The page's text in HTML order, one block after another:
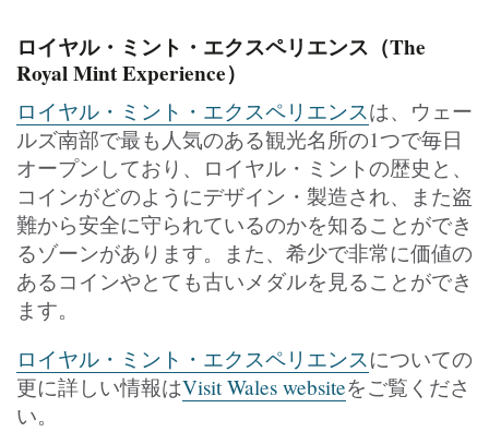
ロイヤル・ミント・エクスペリエンス（The
Royal Mint Experience）
ロイヤル・ミント・エクスペリエンスは、ウェー
ルズ南部で最も人気のある観光名所の1つで毎日
オープンしており、ロイヤル・ミントの歴史と、
コインがどのようにデザイン・製造され、また盗
難から安全に守られているのかを知ることができ
るゾーンがあります。また、希少で非常に価値の
あるコインやとても古いメダルを見ることができ
ます。
ロイヤル・ミント・エクスペリエンスについての
更に詳しい情報はVisit Wales websiteをご覧くださ
い。